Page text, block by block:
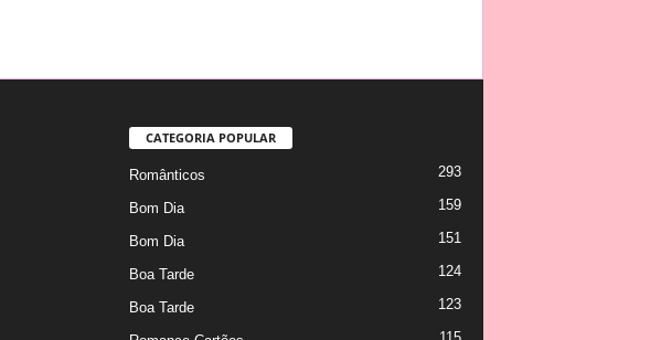
CATEGORIA POPULAR
Românticos 293
Bom Dia 159
Bom Dia 151
Boa Tarde 124
Boa Tarde 123